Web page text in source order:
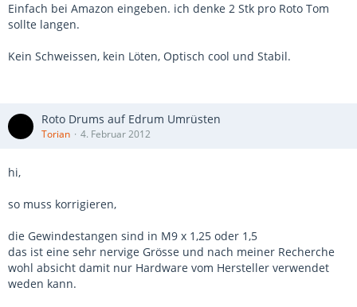
Einfach bei Amazon eingeben. ich denke 2 Stk pro Roto Tom
sollte langen.
Kein Schweissen, kein Löten, Optisch cool und Stabil.
Roto Drums auf Edrum Umrüsten
Torian 4. Februar 2012
hi,
so muss korrigieren,
die Gewindestangen sind in M9 x 1,25 oder 1,5
das ist eine sehr nervige Grösse und nach meiner Recherche
wohl absicht damit nur Hardware vom Hersteller verwendet
weden kann.